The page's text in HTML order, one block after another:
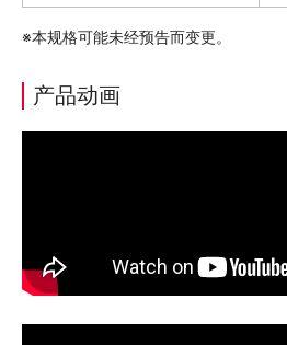
※本规格可能未经预告而变更。
产品动画